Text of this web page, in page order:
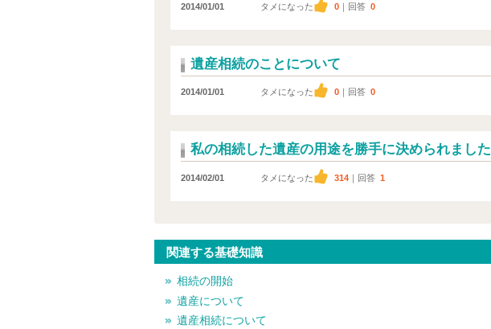
2014/01/01 タメになった 0 ｜回答 0
遺産相続のことについて
2014/01/01 タメになった 0 ｜回答 0
私の相続した遺産の用途を勝手に決められました
2014/02/01 タメになった 314 ｜回答 1
関連する基礎知識
相続の開始
遺産について
遺産相続について